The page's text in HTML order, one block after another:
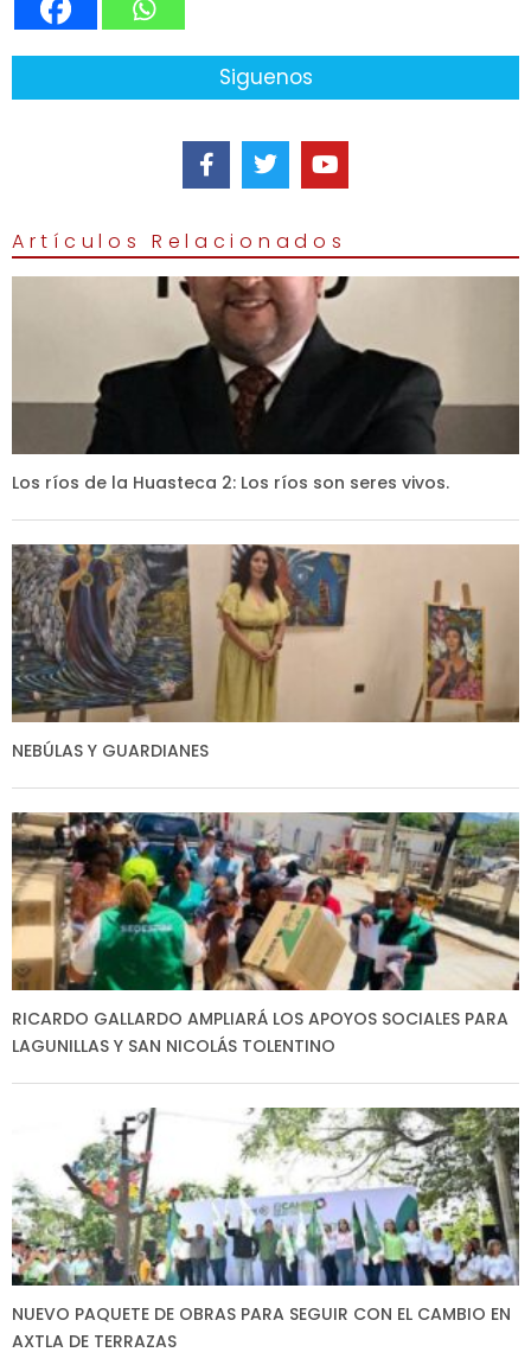
Siguenos
Artículos Relacionados
Los ríos de la Huasteca 2: Los ríos son seres vivos.
NEBÚLAS Y GUARDIANES
RICARDO GALLARDO AMPLIARÁ LOS APOYOS SOCIALES PARA
LAGUNILLAS Y SAN NICOLÁS TOLENTINO
NUEVO PAQUETE DE OBRAS PARA SEGUIR CON EL CAMBIO EN
AXTLA DE TERRAZAS